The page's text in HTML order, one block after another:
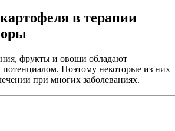
в терапии
фрукты и овощи обладают
Поэтому некоторые из них
при многих заболеваниях.